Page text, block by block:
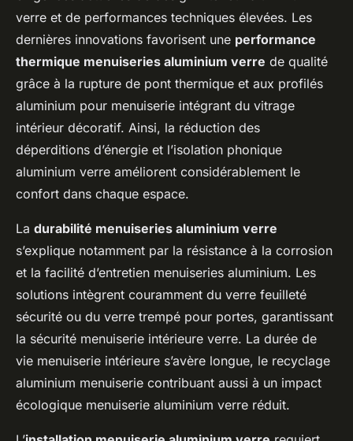
verre et de performances techniques élevées. Les
dernières innovations favorisent une performance
thermique menuiseries aluminium verre de qualité
grâce à la rupture de pont thermique et aux profilés
aluminium pour menuiserie intégrant du vitrage
intérieur décoratif. Ainsi, la réduction des
déperditions d’énergie et l’isolation phonique
aluminium verre améliorent considérablement le
confort dans chaque espace.
La durabilité menuiseries aluminium verre
s’explique notamment par la résistance à la corrosion
et la facilité d’entretien menuiseries aluminium. Les
solutions intègrent couramment du verre feuilleté
sécurité ou du verre trempé pour portes, garantissant
la sécurité menuiserie intérieure verre. La durée de
vie menuiserie intérieure s’avère longue, le recyclage
aluminium menuiserie contribuant aussi à un impact
écologique menuiserie aluminium verre réduit.